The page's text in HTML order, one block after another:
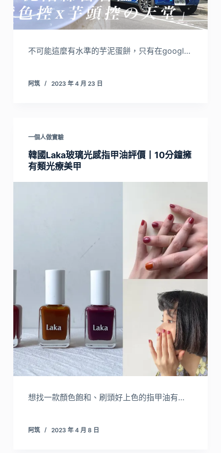
不可能這麼有水準的芋泥蛋餅，只有在googl…
阿筑 2023 年 4 月 23 日
一個人做實驗
韓國Laka玻璃光感指甲油評價丨10分鐘擁
有類光療美甲
想找一款顏色飽和、刷頭好上色的指甲油有…
阿筑 2023 年 4 月 8 日